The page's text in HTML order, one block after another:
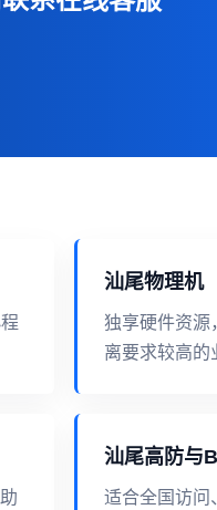
汕尾物理机
独享硬件资源
离要求较高的
汕尾高防与
适合全国访问